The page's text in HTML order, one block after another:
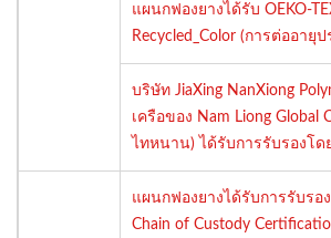
แผนกฟองยางได้รับ OEKO-
Recycled_Color (การต่ออายุป
บริษัท JiaXing NanXiong
เครือของ Nam Liong Global
ไทหนาน) ได้รับการรับรองโด
แผนกฟองยางได้รับการรับรอ
Chain of Custody